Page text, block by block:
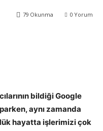
0 Yorum
79 Okunma
bildiği Google
aynı zamanda
hayatta işlerimizi çok